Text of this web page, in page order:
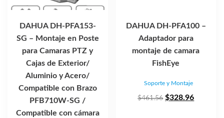
DAHUA DH-PFA153-
SG – Montaje en Poste
para Camaras PTZ y
Cajas de Exterior/
Aluminio y Acero/
Compatible con Brazo
PFB710W-SG /
Compatible con cámara
DAHUA DH-PFA100 –
Adaptador para
montaje de camara
FishEye
Soporte y Montaje
$461.56 El
$328.96El